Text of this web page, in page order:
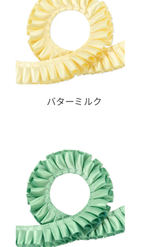
バターミルク